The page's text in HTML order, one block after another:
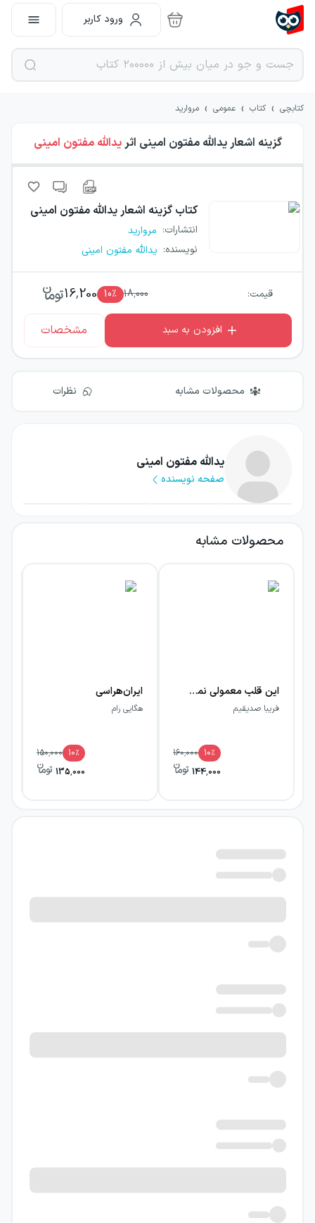
ورود کاربر
کتابچی › کتاب › عمومی › مروارید
گزینه اشعار یدالله مفتون امینی اثریدالله مفتون امینی
کتاب گزینه اشعار یدالله مفتون امینی
انتشارات: مروارید
نویسنده: یدالله مفتون امینی
قیمت: 18,000
10٪ 16,200
افزودن به سبد مشخصات
محصولات مشابه نظرات
یدالله مفتون امینی
صفحه نویسنده
محصولات مشابه
این قلب معمولی نمی‌زند
فریبا صدیقیم
160,000 10٪
144,000
ایران‌هراسی
هگایی رام
150,000 10٪
135,000